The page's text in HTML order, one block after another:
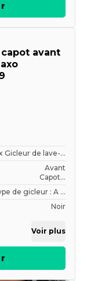
avant
Gicleur de lave-...
Avant
Capot...
de gicleur : A ...
Noir
Voir plus